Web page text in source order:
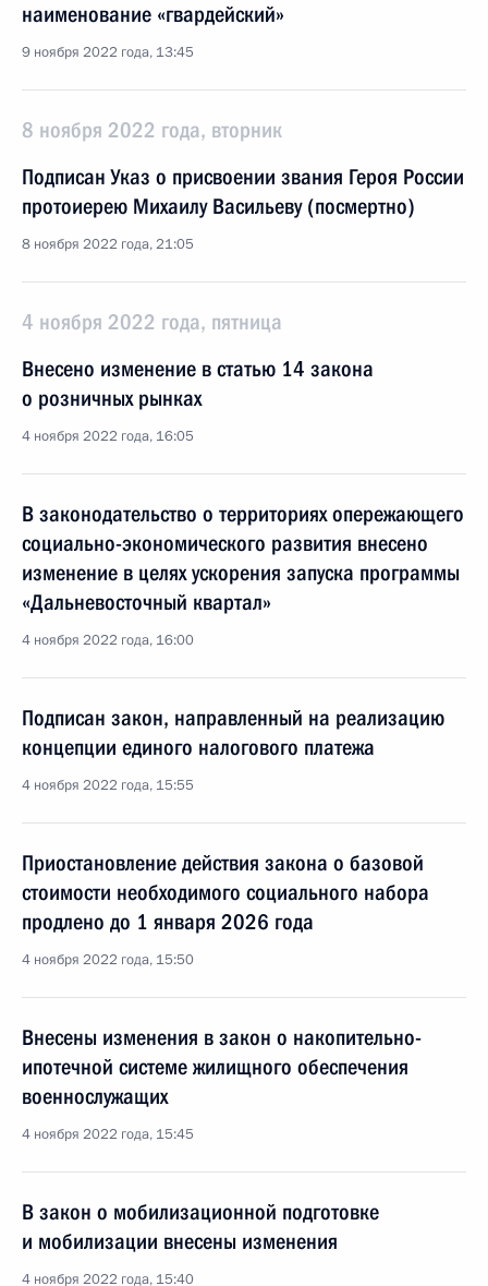
наименование «гвардейский»
9 ноября 2022 года, 13:45
8 ноября 2022 года, вторник
Подписан Указ о присвоении звания Героя России
протоиерею Михаилу Васильеву (посмертно)
8 ноября 2022 года, 21:05
4 ноября 2022 года, пятница
Внесено изменение в статью 14 закона
о розничных рынках
4 ноября 2022 года, 16:05
В законодательство о территориях опережающего
социально-экономического развития внесено
изменение в целях ускорения запуска программы
«Дальневосточный квартал»
4 ноября 2022 года, 16:00
Подписан закон, направленный на реализацию
концепции единого налогового платежа
4 ноября 2022 года, 15:55
Приостановление действия закона о базовой
стоимости необходимого социального набора
продлено до 1 января 2026 года
4 ноября 2022 года, 15:50
Внесены изменения в закон о накопительно-
ипотечной системе жилищного обеспечения
военнослужащих
4 ноября 2022 года, 15:45
В закон о мобилизационной подготовке
и мобилизации внесены изменения
4 ноября 2022 года, 15:40